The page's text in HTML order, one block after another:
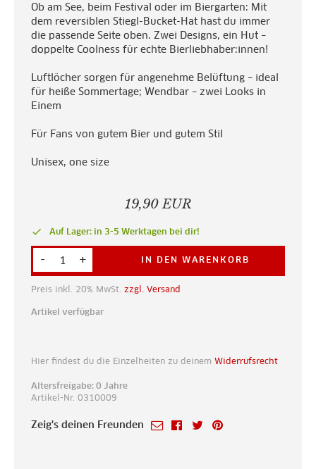
Ob am See, beim Festival oder im Biergarten: Mit
dem reversiblen Stiegl-Bucket-Hat hast du immer
die passende Seite oben. Zwei Designs, ein Hut –
doppelte Coolness für echte Bierliebhaber:innen!
Luftlöcher sorgen für angenehme Belüftung – ideal
für heiße Sommertage; Wendbar – zwei Looks in
Einem
Für Fans von gutem Bier und gutem Stil
Unisex, one size
19,90 EUR
done Auf Lager: in 3-5 Werktagen bei dir!
- + IN DEN WARENKORB
Preis inkl. 20% MwSt. zzgl. Versand
Artikel verfügbar
Hier findest du die Einzelheiten zu deinem Widerrufsrecht
Altersfreigabe: 0 Jahre
Artikel-Nr. 0310009
Zeig's deinen Freunden